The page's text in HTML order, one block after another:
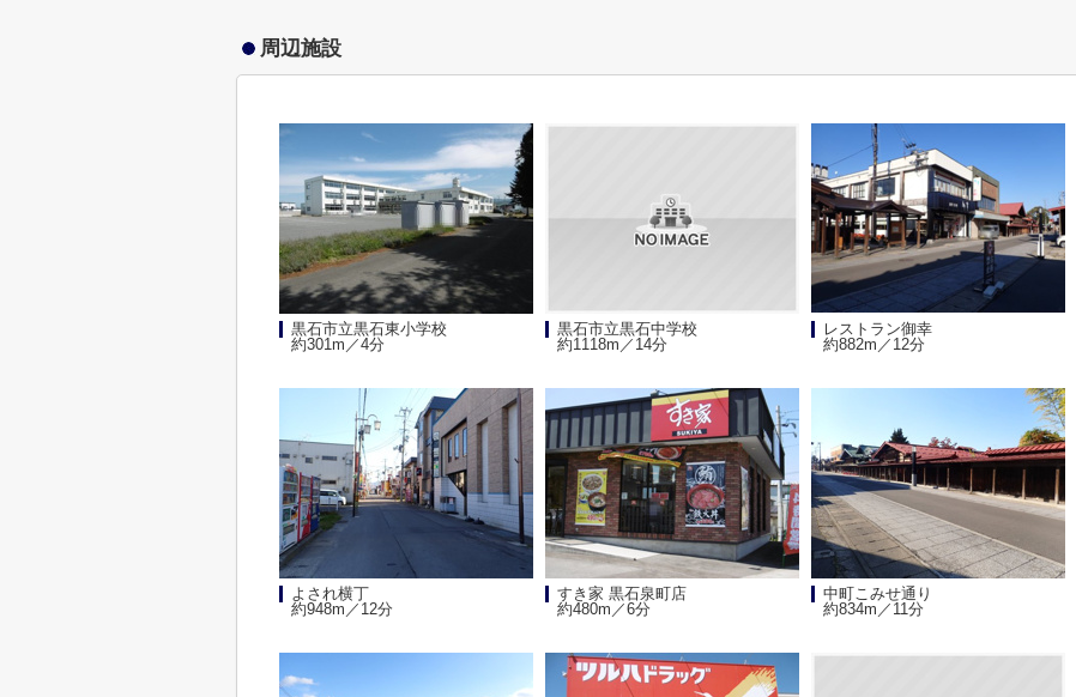
周辺施設
黒石市立黒石東小学校
約301m／4分
黒石市立黒石中学校
約1118m／14分
レストラン御幸
約882m／12分
よされ横丁
約948m／12分
すき家 黒石泉町店
約480m／6分
中町こみせ通り
約834m／11分